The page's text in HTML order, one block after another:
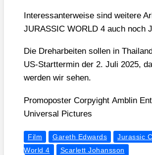
Inter­es­san­ter­wei­se sind wei­te­re
JURASSIC WORLD 4 auch noch
Die Dreh­ar­bei­ten sol­len in
US-Start­ter­min der 2. Juli 2025,
wer­den wir sehen.
Pro­mo­pos­ter Cor­py­ight Amblin
Uni­ver­sal Pic­tures
Film Gareth Edwards Jurassic
World 4
Scarlett Johansson